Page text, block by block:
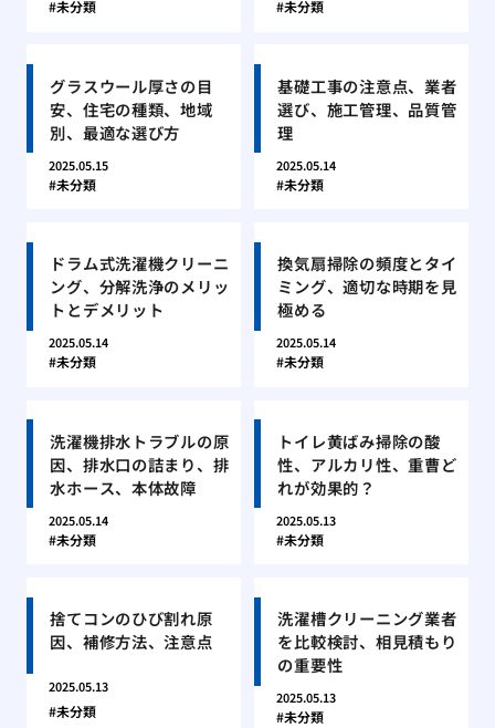
未分類 未分類
グラスウール厚さの目
安、住宅の種類、地域
別、最適な選び方
2025.05.15
未分類
基礎工事の注意点、業者
選び、施工管理、品質管
理
2025.05.14
未分類
ドラム式洗濯機クリーニ
ング、分解洗浄のメリッ
トとデメリット
2025.05.14
未分類
換気扇掃除の頻度とタイ
ミング、適切な時期を見
極める
2025.05.14
未分類
洗濯機排水トラブルの原
因、排水口の詰まり、排
水ホース、本体故障
2025.05.14
未分類
トイレ黄ばみ掃除の酸
性、アルカリ性、重曹ど
れが効果的？
2025.05.13
未分類
捨てコンのひび割れ原
因、補修方法、注意点
2025.05.13
未分類
洗濯槽クリーニング業者
を比較検討、相見積もり
の重要性
2025.05.13
未分類